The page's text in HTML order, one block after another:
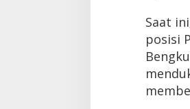
Saat
posisi